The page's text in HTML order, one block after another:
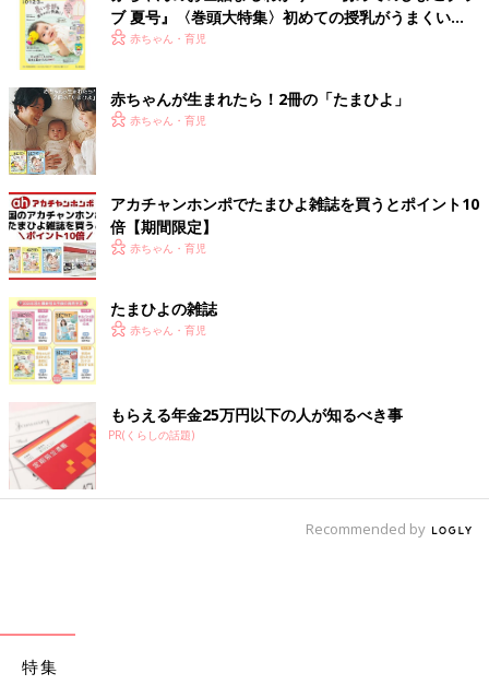
ブ 夏号』〈巻頭大特集〉初めての授乳がうまくい
く！ おっぱい・ミルクの基本と夏のトラブル 解決テ
赤ちゃん・育児
赤ちゃんが生まれたら！2冊の「たまひよ」
赤ちゃん・育児
アカチャンホンポでたまひよ雑誌を買うとポイント10
倍【期間限定】
赤ちゃん・育児
たまひよの雑誌
赤ちゃん・育児
もらえる年金25万円以下の人が知るべき事
PR(くらしの話題)
Recommended by
特集